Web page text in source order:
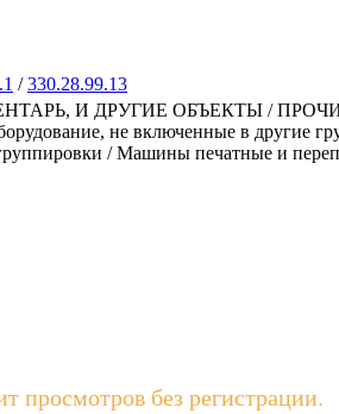
/330.28.99.13
И ДРУГИЕ ОБЪЕКТЫ /
не включенные в другие
/ Машины печатные и
просмотров без регистрации.